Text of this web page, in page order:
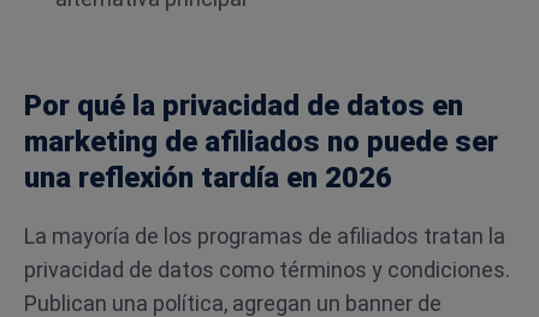
Por qué la privacidad de datos en
marketing de afiliados no puede ser
una reflexión tardía en 2026
La mayoría de los programas de afiliados tratan la
privacidad de datos como términos y condiciones.
Publican una política, agregan un banner de